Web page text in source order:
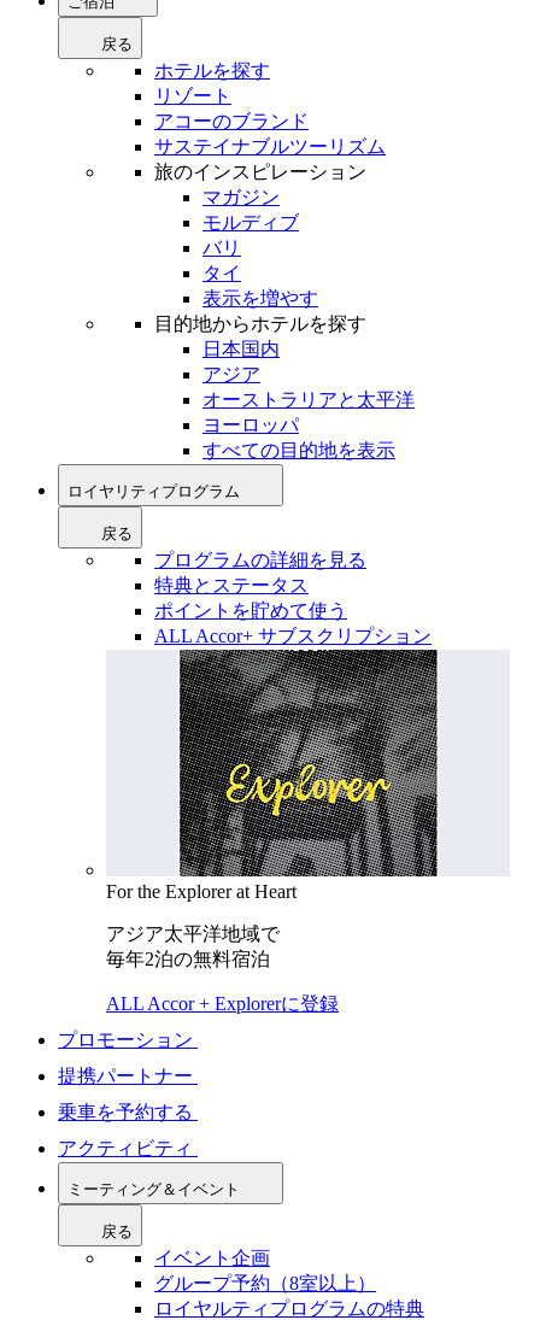
戻る
ホテルを探す
リゾート
アコーのブランド
サステイナブルツーリズム
旅のインスピレーション
マガジン
モルディブ
バリ
タイ
表示を増やす
目的地からホテルを探す
日本国内
アジア
オーストラリアと太平洋
ヨーロッパ
すべての目的地を表示
ロイヤリティプログラム
戻る
プログラムの詳細を見る
特典とステータス
ポイントを貯めて使う
ALL Accor+ サブスクリプション
For the Explorer at Heart
アジア太平洋地域で
毎年2泊の無料宿泊
ALL Accor + Explorerに登録
プロモーション
提携パートナー
乗車を予約する
アクティビティ
ミーティング＆イベント
戻る
イベント企画
グループ予約（8室以上）
ロイヤルティプログラムの特典